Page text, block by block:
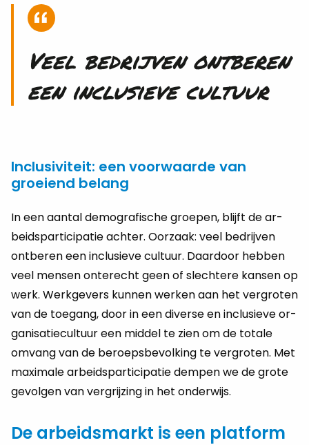
Veel be­drij­ven ont­be­ren
een in­clu­sie­ve cul­tuur
Inclusiviteit: een voorwaarde van
groeiend belang
In een aan­tal de­mo­gra­fi­sche groe­pen, blijft de ar­
beids­par­ti­ci­pa­tie ach­ter. Oor­zaak: veel be­drij­ven
ont­be­ren een in­clu­sie­ve cul­tuur. Daar­door heb­ben
veel men­sen on­te­recht geen of slech­te­re kan­sen op
werk. Werk­ge­vers kun­nen wer­ken aan het ver­gro­ten
van de toe­gang, door in een di­ver­se en in­clu­sie­ve or­
ga­ni­sa­tie­cul­tuur een mid­del te zien om de to­ta­le
om­vang van de be­roeps­be­vol­king te ver­gro­ten. Met
maxi­ma­le ar­beids­par­ti­ci­pa­tie dem­pen we de grote
ge­vol­gen van ver­grij­zing in het on­der­wijs.
De arbeidsmarkt is een platform